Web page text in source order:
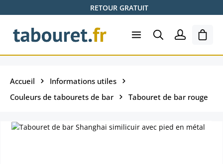
Passer au contenu principalRETOUR GRATUIT
Le
Accueil
Informations utiles
Couleurs de tabourets de bar
Tabouret de bar rouge